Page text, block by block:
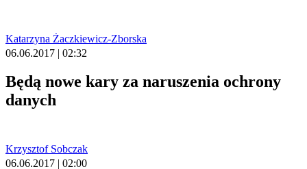
Katarzyna Żaczkiewicz-Zborska
06.06.2017 | 02:32
Będą nowe kary za naruszenia ochrony
danych
Krzysztof Sobczak
06.06.2017 | 02:00